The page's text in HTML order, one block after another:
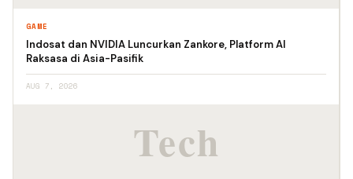
GAME
Indosat dan NVIDIA Luncurkan Zankore, Platform AI
Raksasa di Asia-Pasifik
AUG 7, 2026